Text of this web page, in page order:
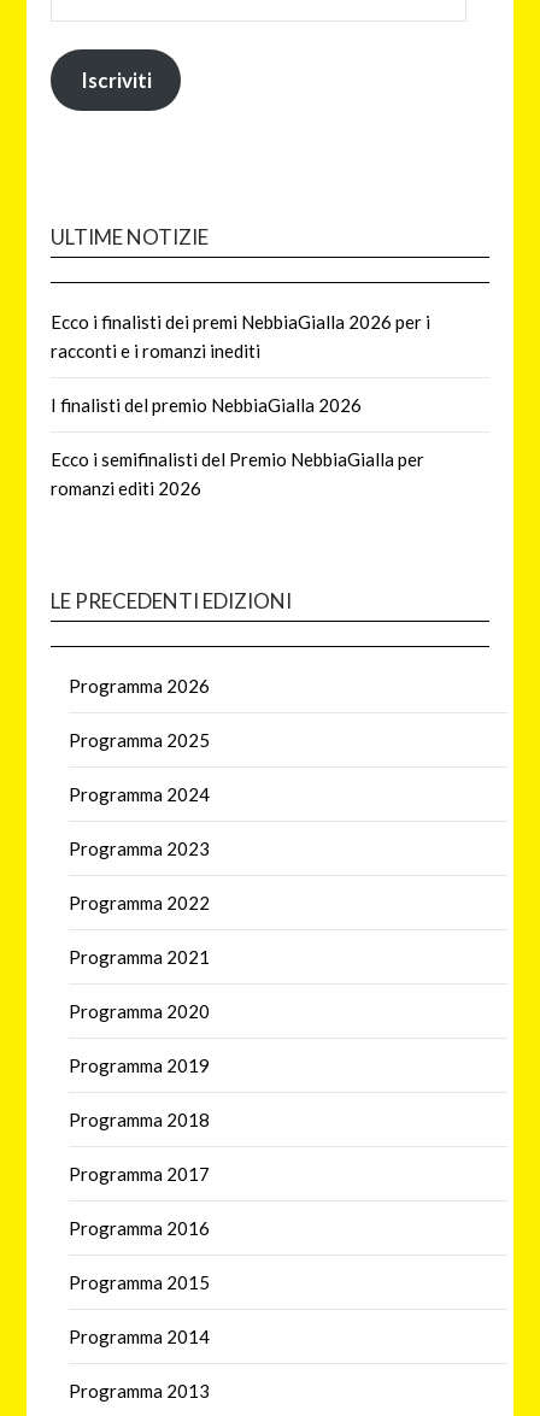
Iscriviti
ULTIME NOTIZIE
Ecco i finalisti dei premi NebbiaGialla 2026 per i
racconti e i romanzi inediti
I finalisti del premio NebbiaGialla 2026
Ecco i semifinalisti del Premio NebbiaGialla per
romanzi editi 2026
LE PRECEDENTI EDIZIONI
Programma 2026
Programma 2025
Programma 2024
Programma 2023
Programma 2022
Programma 2021
Programma 2020
Programma 2019
Programma 2018
Programma 2017
Programma 2016
Programma 2015
Programma 2014
Programma 2013